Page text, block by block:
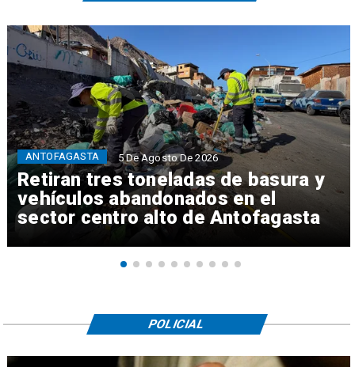
Retiran tres toneladas de basura y
vehículos abandonados en el
sector centro alto de Antofagasta
ANTOFAGASTA 5 De Agosto De 2026
POLICIAL